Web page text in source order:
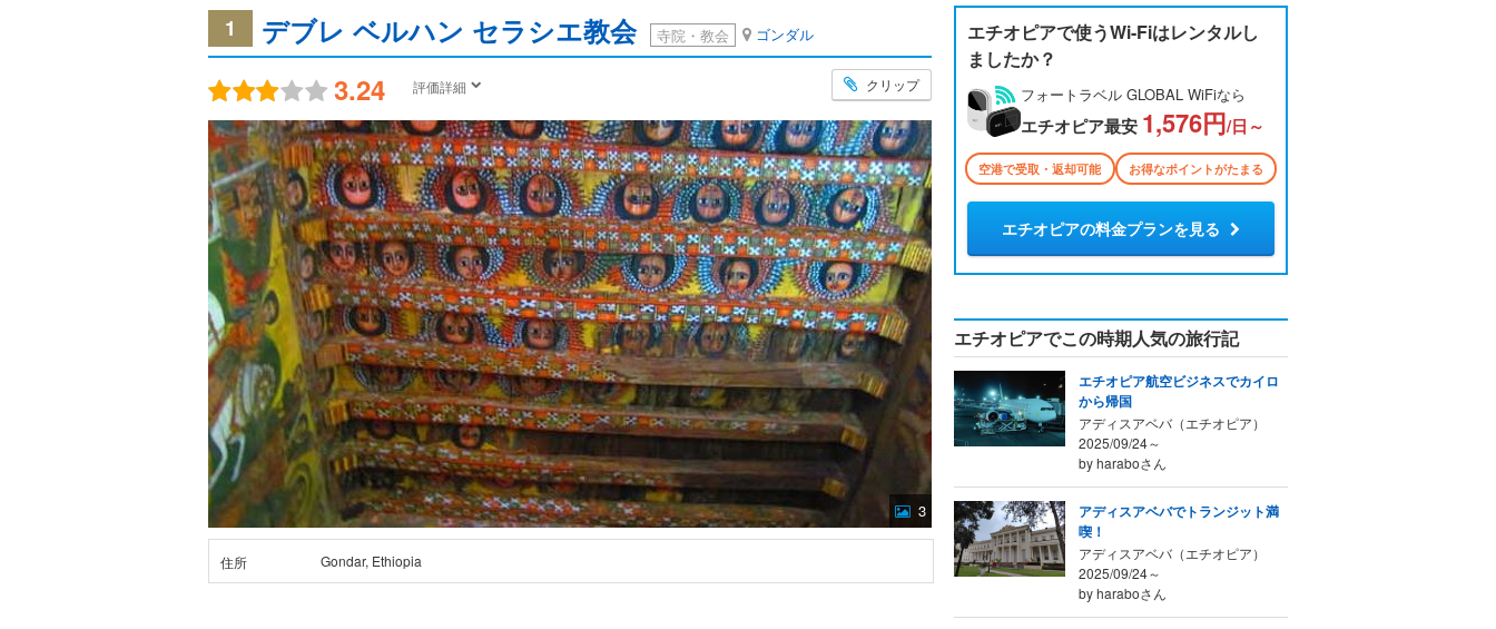
1 デブレ ベルハン セラシエ教会 寺院・教会 ゴンダル
3.24 評価詳細 クリップ
3
住所 Gondar, Ethiopia
エチオピアで使うWi-Fiはレンタルし
ましたか？
フォートラベル GLOBAL WiFiなら
エチオピア最安 1,576円/日～
空港で受取・返却可能 お得なポイントがたまる
エチオピアの料金プランを見る
エチオピアでこの時期人気の旅行記
エチオピア航空ビジネスでカイロ
から帰国
アディスアベバ（エチオピア）
2025/09/24～
by haraboさん
アディスアベバでトランジット満
喫！
アディスアベバ（エチオピア）
2025/09/24～
by haraboさん